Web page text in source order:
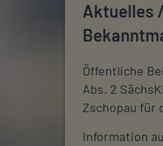
Aktuelles /
Öffentliche
Abs. 2
Zschopau für
Information